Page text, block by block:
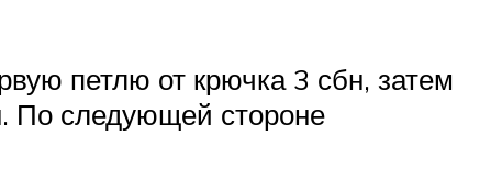
петлю от крючка 3 сбн, затем
По следующей стороне